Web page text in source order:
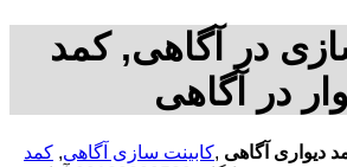
در آگاهی, کمد
در آگاهی
دیواری آگاهی ,کابینت سازی آگاهی, کمد